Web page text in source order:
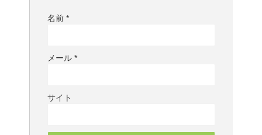
名前 *
メール *
サイト